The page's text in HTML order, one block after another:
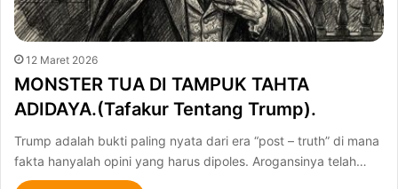
12 Maret 2026
MONSTER TUA DI TAMPUK TAHTA
ADIDAYA.(Tafakur Tentang Trump).
Trump adalah bukti paling nyata dari era “post – truth” di mana
fakta hanyalah opini yang harus dipoles. Arogansinya telah…